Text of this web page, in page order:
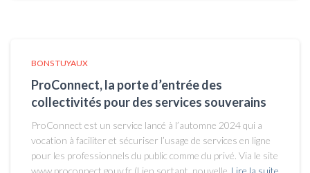
BONS TUYAUX
ProConnect, la porte d’entrée des
collectivités pour des services souverains
ProConnect est un service lancé à l’automne 2024 qui a
vocation à faciliter et sécuriser l’usage de services en ligne
pour les professionnels du public comme du privé. Via le site
www.proconnect.gouv.fr (Lien sortant, nouvelle Lire la suite